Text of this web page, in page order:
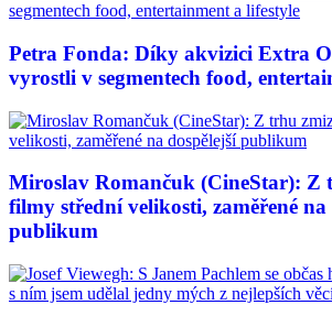
Petra Fonda: Díky akvizici Extra
vyrostli v segmentech food,
Miroslav Romančuk (CineStar): Z
filmy střední velikosti, zaměřené na
publikum